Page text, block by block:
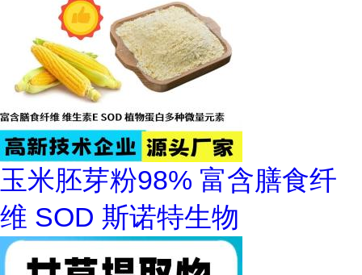
玉米胚芽粉98% 富含膳食纤
维 SOD 斯诺特生物